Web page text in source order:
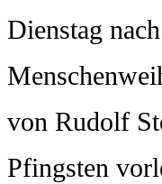
Dienstag
von Rudolf
Pfingsten